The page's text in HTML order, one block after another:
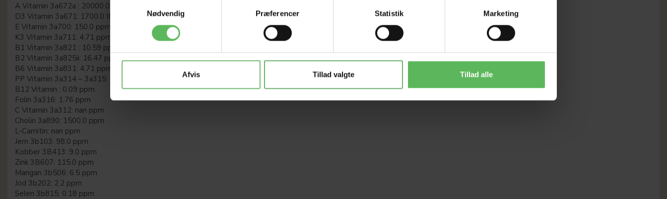
Nødvendig
Præferencer Statistik Marketing
Afvis Tillad valgte Tillad alle
A Vitamin 3a672a : 20000.0 IE/kg
D3 Vitamin 3a671: 1700.0 IE/kg
E Vitamin 3a700: 150.0 ppm
K3 Vitamin 3a711: 4.71 ppm
B1 Vitamin 3a821 : 10.59 ppm
B2 Vitamin 3a825ii: 16.47 ppm
B6 Vitamin 3a831: 4.71 ppm
PP Vitamin 3a314 – 3a315: 58.82 ppm
B12 Vitamin : 0.09 ppm
Folin 3a316: 1.76 ppm
C Vitamin 3a312: nan ppm
Cholin 3a890: 1500.0 ppm
L-Carnitin: nan ppm
Jern 3b103: 98.0 ppm
Kobber 3B413: 9.0 ppm
Zink 3B607: 115.0 ppm
Mangan 3b506: 6.5 ppm
Jod 3b202: 2.2 ppm
Selen 3b815: 0.18 ppm